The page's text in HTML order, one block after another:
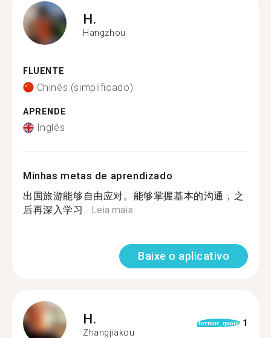
H.
Hangzhou
FLUENTE
Chinês (simplificado)
APRENDE
Inglês
Minhas metas de aprendizado
出国旅游能够自由应对。能够掌握基本的沟通，之
后再深入学习...Leia mais
Baixe o aplicativo
H.
Zhangjiakou
format_quote 1